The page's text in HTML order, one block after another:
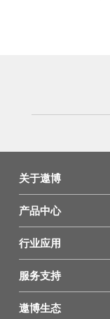
关于遨博
产品中心
行业应用
服务支持
遨博生态